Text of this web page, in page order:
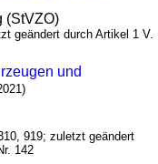
(StVZO)
geändert durch Artikel 1 V.
und
919; zuletzt geändert
142